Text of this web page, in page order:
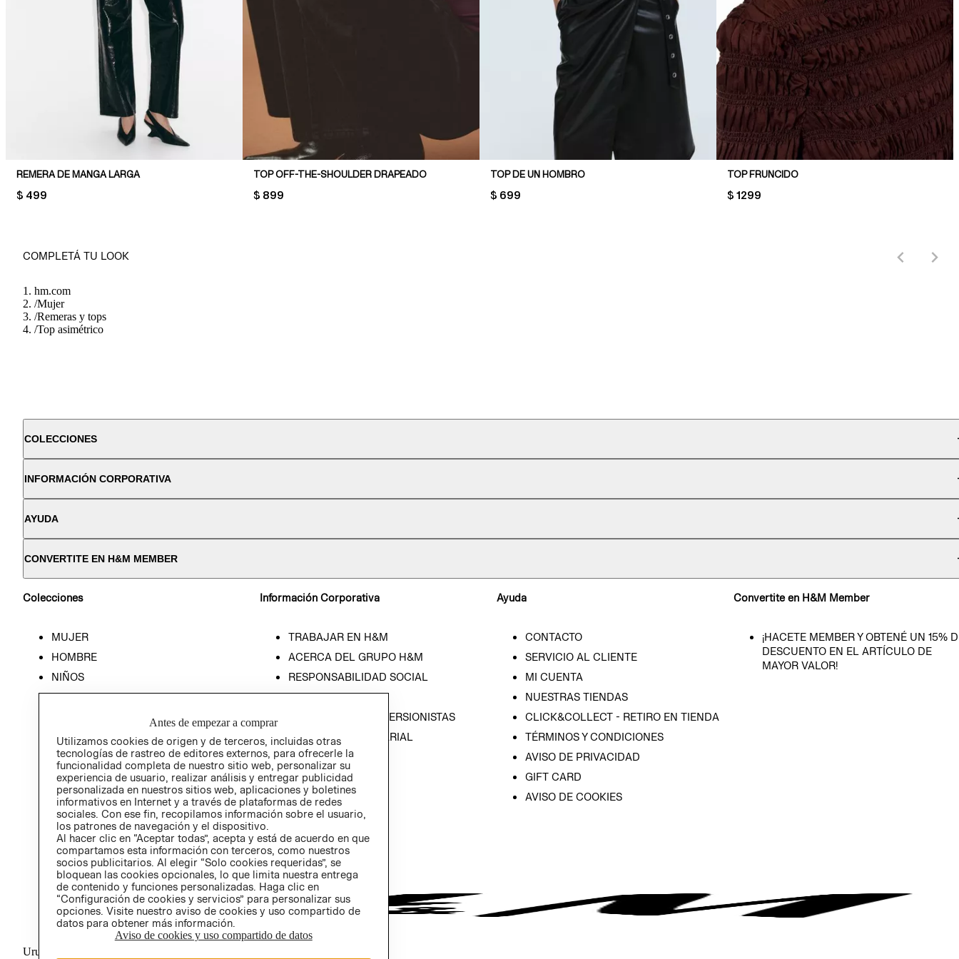
REMERA DE MANGA LARGA
PRICE:
$ 499
TOP OFF-THE-SHOULDER DRAPEADO
PRICE:
$ 899
TOP DE UN HOMBRO
PRICE:
$ 699
TOP FRUNCIDO
PRICE:
$ 1299
COMPLETÁ TU LOOK
hm.com
/Mujer
/Remeras y tops
/Top asimétrico
COLECCIONES
INFORMACIÓN CORPORATIVA
AYUDA
CONVERTITE EN H&M MEMBER
Colecciones
MUJER
HOMBRE
NIÑOS
HOME
Información Corporativa
TRABAJAR EN H&M
ACERCA DEL GRUPO H&M
RESPONSABILIDAD SOCIAL
PRENSA
RELACIÓN CON INVERSIONISTAS
POLÍTICA EMPRESARIAL
Ayuda
CONTACTO
SERVICIO AL CLIENTE
MI CUENTA
NUESTRAS TIENDAS
CLICK&COLLECT - RETIRO EN TIENDA
TÉRMINOS Y CONDICIONES
AVISO DE PRIVACIDAD
GIFT CARD
AVISO DE COOKIES
Convertite en H&M Member
¡HACETE MEMBER Y OBTENÉ UN 15%
DESCUENTO EN EL ARTÍCULO DE
MAYOR VALOR!
Uruguay ($U)
Antes de empezar a comprar
Utilizamos cookies de origen y de terceros, incluidas otras
tecnologías de rastreo de editores externos, para ofrecerle la
funcionalidad completa de nuestro sitio web, personalizar su
experiencia de usuario, realizar análisis y entregar publicidad
personalizada en nuestros sitios web, aplicaciones y boletines
informativos en Internet y a través de plataformas de redes
sociales. Con ese fin, recopilamos información sobre el usuario,
los patrones de navegación y el dispositivo.
Al hacer clic en “Aceptar todas”, acepta y está de acuerdo en que
compartamos esta información con terceros, como nuestros
socios publicitarios. Al elegir “Solo cookies requeridas”, se
bloquean las cookies opcionales, lo que limita nuestra entrega
de contenido y funciones personalizadas. Haga clic en
“Configuración de cookies y servicios” para personalizar sus
opciones. Visite nuestro aviso de cookies y uso compartido de
datos para obtener más información.
Aviso de cookies y uso compartido de datos